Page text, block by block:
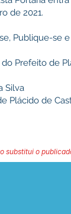
de 2021.
Publique-se
Prefeito de
Silva
Plácido de
substitui o